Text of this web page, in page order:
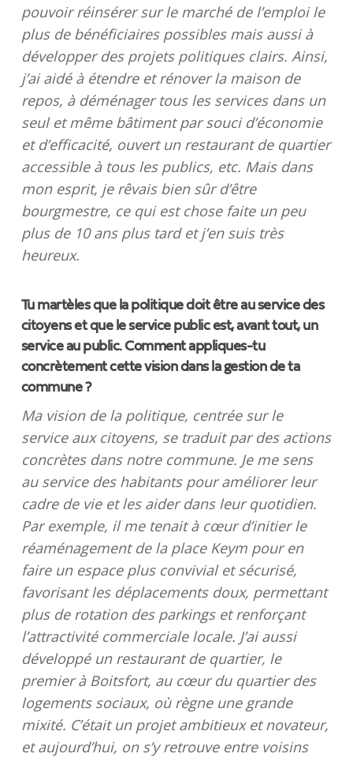
pouvoir réinsérer sur le marché de l’emploi le
plus de bénéficiaires possibles mais aussi à
développer des projets politiques clairs. Ainsi,
j’ai aidé à étendre et rénover la maison de
repos, à déménager tous les services dans un
seul et même bâtiment par souci d’économie
et d’efficacité, ouvert un restaurant de quartier
accessible à tous les publics, etc. Mais dans
mon esprit, je rêvais bien sûr d’être
bourgmestre, ce qui est chose faite un peu
plus de 10 ans plus tard et j’en suis très
heureux.
Tu martèles que la politique doit être au service des
citoyens et que le service public est, avant tout, un
service au public. Comment appliques-tu
concrètement cette vision dans la gestion de ta
commune ?
Ma vision de la politique, centrée sur le
service aux citoyens, se traduit par des actions
concrètes dans notre commune. Je me sens
au service des habitants pour améliorer leur
cadre de vie et les aider dans leur quotidien.
Par exemple, il me tenait à cœur d’initier le
réaménagement de la place Keym pour en
faire un espace plus convivial et sécurisé,
favorisant les déplacements doux, permettant
plus de rotation des parkings et renforçant
l’attractivité commerciale locale. J’ai aussi
développé un restaurant de quartier, le
premier à Boitsfort, au cœur du quartier des
logements sociaux, où règne une grande
mixité. C’était un projet ambitieux et novateur,
et aujourd’hui, on s’y retrouve entre voisins